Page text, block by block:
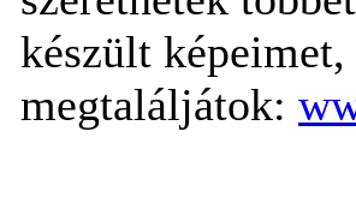
készült
megtaláljátok: